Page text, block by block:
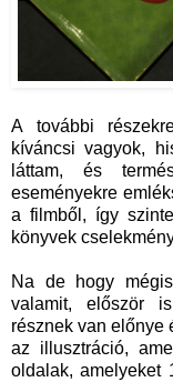
A további
kíváncsi vagyok,
láttam, és
eseményekre
a filmből, így
könyvek
Na de hogy
valamit, először
résznek van előnye
az illusztráció,
oldalak, amelyeket